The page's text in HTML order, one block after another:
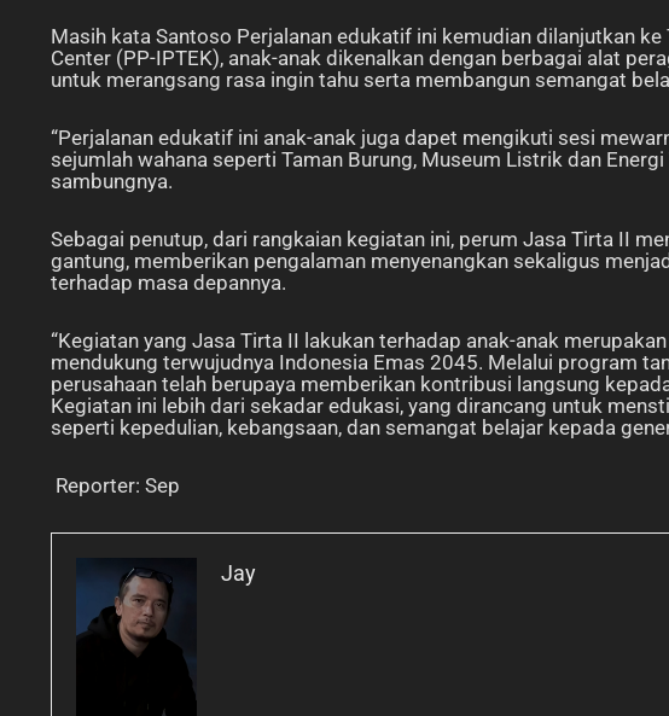
Masih kata Santoso Perjalanan edukatif ini kemudian dilanjutkan
Center (PP-IPTEK), anak-anak dikenalkan dengan berbagai alat
untuk merangsang rasa ingin tahu serta membangun semangat
“Perjalanan edukatif ini anak-anak juga dapet mengikuti sesi
sejumlah wahana seperti Taman Burung, Museum Listrik dan
sambungnya.
Sebagai penutup, dari rangkaian kegiatan ini, perum Jasa Tirta II
gantung, memberikan pengalaman menyenangkan sekaligus
terhadap masa depannya.
“Kegiatan yang Jasa Tirta II lakukan terhadap anak-anak
mendukung terwujudnya Indonesia Emas 2045. Melalui program
perusahaan telah berupaya memberikan kontribusi langsung
Kegiatan ini lebih dari sekadar edukasi, yang dirancang untuk
seperti kepedulian, kebangsaan, dan semangat belajar kepada
Reporter: Sep
Jay